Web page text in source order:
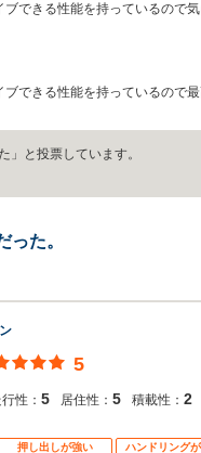
できる性能を持っているので
できる性能を持っているので
」と投票しています。
った。
5
性： 5 居住性： 5 積載性： 2
押し出しが強い ハンドリング